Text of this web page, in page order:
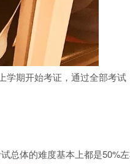
期开始考证，通过全部考试
体的难度基本上都是50%左